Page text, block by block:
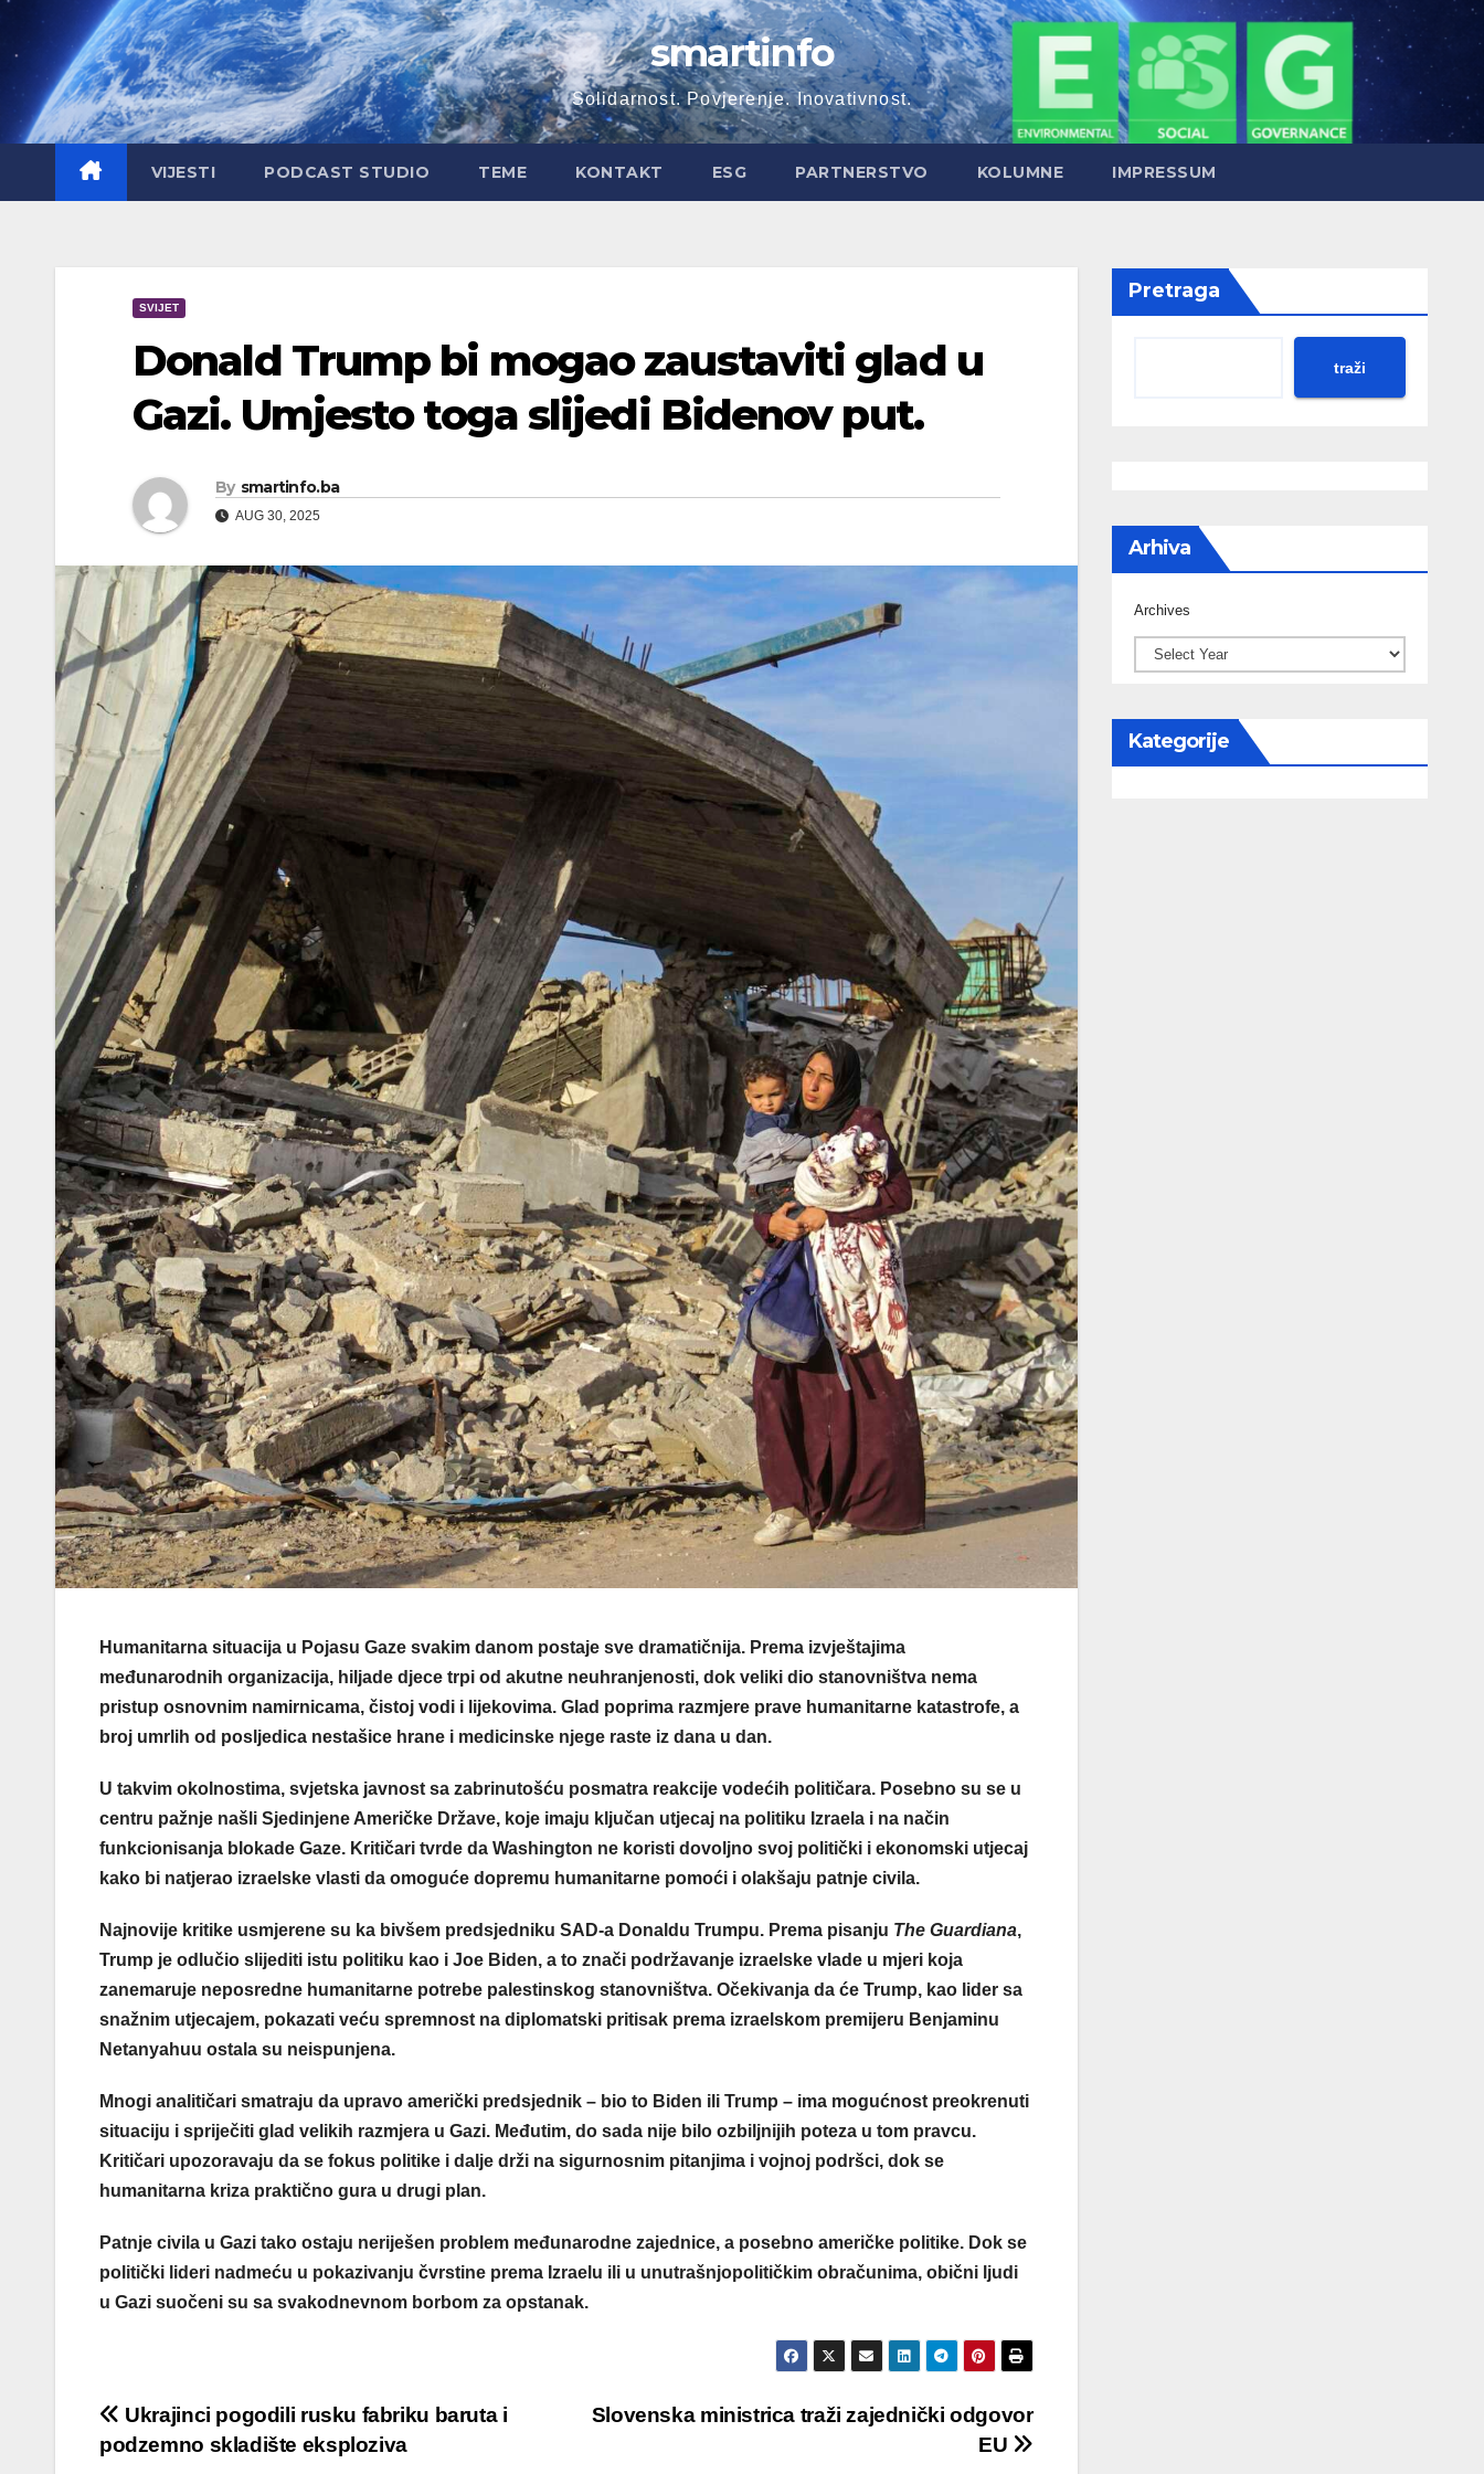
content
smartinfo
Solidarnost. Povjerenje. Inovativnost.
VIJESTI PODCAST STUDIO TEME KONTAKT ESG PARTNERSTVO KOLUMNE IMPRESSUM
SVIJET
Donald Trump bi mogao zaustaviti glad u
Gazi. Umjesto toga slijedi Bidenov put.
By smartinfo.ba
AUG 30, 2025
Humanitarna situacija u Pojasu Gaze svakim danom postaje sve dramatičnija. Prema izvještajima
međunarodnih organizacija, hiljade djece trpi od akutne neuhranjenosti, dok veliki dio stanovništva nema
pristup osnovnim namirnicama, čistoj vodi i lijekovima. Glad poprima razmjere prave humanitarne katastrofe, a
broj umrlih od posljedica nestašice hrane i medicinske njege raste iz dana u dan.
U takvim okolnostima, svjetska javnost sa zabrinutošću posmatra reakcije vodećih političara. Posebno su se u
centru pažnje našli Sjedinjene Američke Države, koje imaju ključan utjecaj na politiku Izraela i na način
funkcionisanja blokade Gaze. Kritičari tvrde da Washington ne koristi dovoljno svoj politički i ekonomski utjecaj
kako bi natjerao izraelske vlasti da omoguće dopremu humanitarne pomoći i olakšaju patnje civila.
Najnovije kritike usmjerene su ka bivšem predsjedniku SAD-a Donaldu Trumpu. Prema pisanju The Guardiana,
Trump je odlučio slijediti istu politiku kao i Joe Biden, a to znači podržavanje izraelske vlade u mjeri koja
zanemaruje neposredne humanitarne potrebe palestinskog stanovništva. Očekivanja da će Trump, kao lider sa
snažnim utjecajem, pokazati veću spremnost na diplomatski pritisak prema izraelskom premijeru Benjaminu
Netanyahuu ostala su neispunjena.
Mnogi analitičari smatraju da upravo američki predsjednik – bio to Biden ili Trump – ima mogućnost preokrenuti
situaciju i spriječiti glad velikih razmjera u Gazi. Međutim, do sada nije bilo ozbiljnijih poteza u tom pravcu.
Kritičari upozoravaju da se fokus politike i dalje drži na sigurnosnim pitanjima i vojnoj podršci, dok se
humanitarna kriza praktično gura u drugi plan.
Patnje civila u Gazi tako ostaju neriješen problem međunarodne zajednice, a posebno američke politike. Dok se
politički lideri nadmeću u pokazivanju čvrstine prema Izraelu ili u unutrašnjopolitičkim obračunima, obični ljudi
u Gazi suočeni su sa svakodnevnom borbom za opstanak.
Post
Slovenska ministrica traži zajednički odgovor
EU
Ukrajinci pogodili rusku fabriku baruta i
podzemno skladište eksploziva
Pretraga
traži
Arhiva
Archives
Kategorije